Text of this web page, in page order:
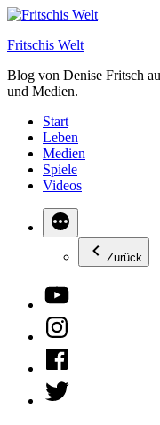
Zum
springen
Fritschis Welt
Blog von Denise Fritsch
und Medien.
Start
Leben
Medien
Spiele
Videos
Zurück
YouTube
Instagram
Facebook
Twitter